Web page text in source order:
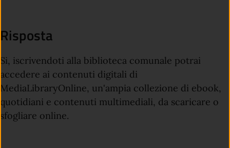
Risposta
Si, iscrivendoti alla biblioteca comunale potrai
accedere ai contenuti digitali di
MediaLibraryOnline, un'ampia collezione di ebook,
quotidiani e contenuti multimediali, da scaricare o
sfogliare online.